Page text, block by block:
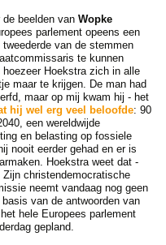
beelden van Wopke
parlement opeens een
van de stemmen
te kunnen
Hoekstra zich in alle
maar te krijgen. De man had
maar op mij kwam hij - het
hij wel erg veel beloofde: 90
een wereldwijde
en belasting op fossiele
nooit eerder gehad en er is
Hoekstra weet dat -
christendemocratische
neemt vandaag nog geen
van de antwoorden van
hele Europees parlement
gepland.